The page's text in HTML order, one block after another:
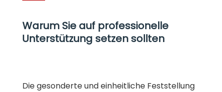
Warum Sie auf professionelle
Unterstützung setzen sollten
Die gesonderte und einheitliche Feststellung